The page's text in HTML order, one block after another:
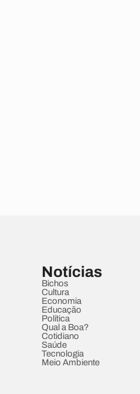
Notícias
Bichos
Cultura
Economia
Educação
Política
Qual a Boa?
Cotidiano
Saúde
Tecnologia
Meio Ambiente